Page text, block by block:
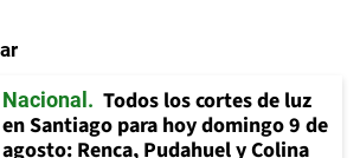
Nacional
Todos los cortes de luz
en Santiago para hoy domingo 9 de
agosto: Renca, Pudahuel y Colina